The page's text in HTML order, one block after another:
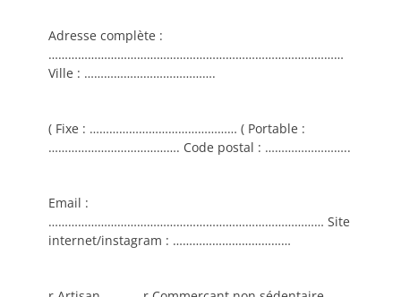
Adresse complète :
………………………………………………………………………………
Ville : ………………………………….
( Fixe : ……………………………………… ( Portable :
…………………………………. Code postal : ……………………..
Email :
………………………………………………………………………… Site
internet/instagram : ………………………………